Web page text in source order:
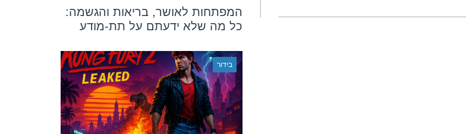
המפתחות לאושר, בריאות והגשמה:
כל מה שלא ידעתם על תת-מודע
בידור